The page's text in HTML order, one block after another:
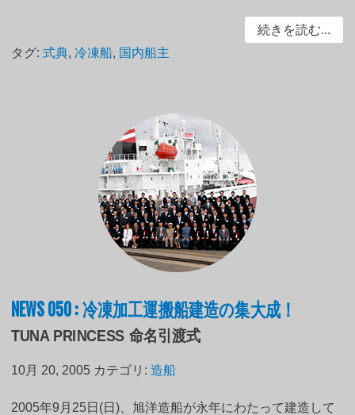
続きを読む...
タグ:式典,冷凍船, 国内船主
NEWS 050 : 冷凍加工運搬船建造の集大成！
TUNA PRINCESS 命名引渡式
10月 20, 2005 カテゴリ:造船
2005年9月25日(日)、旭洋造船が永年にわたって建造して